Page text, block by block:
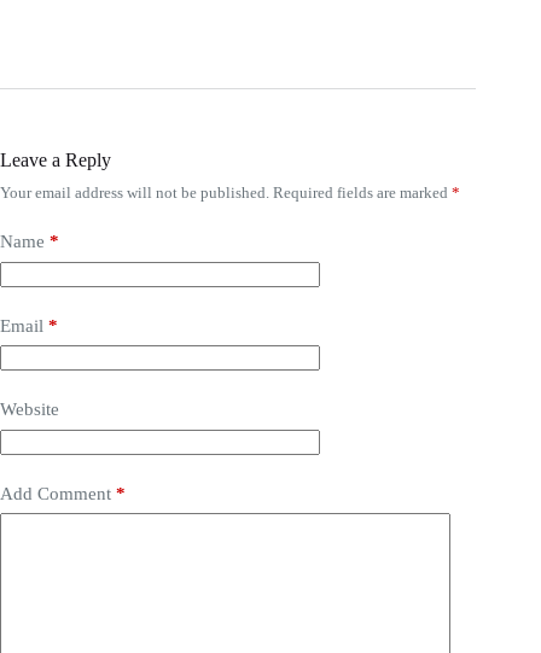
Leave a Reply
Your email address will not be published. Required fields are marked *
Name *
Email *
Website
Add Comment *